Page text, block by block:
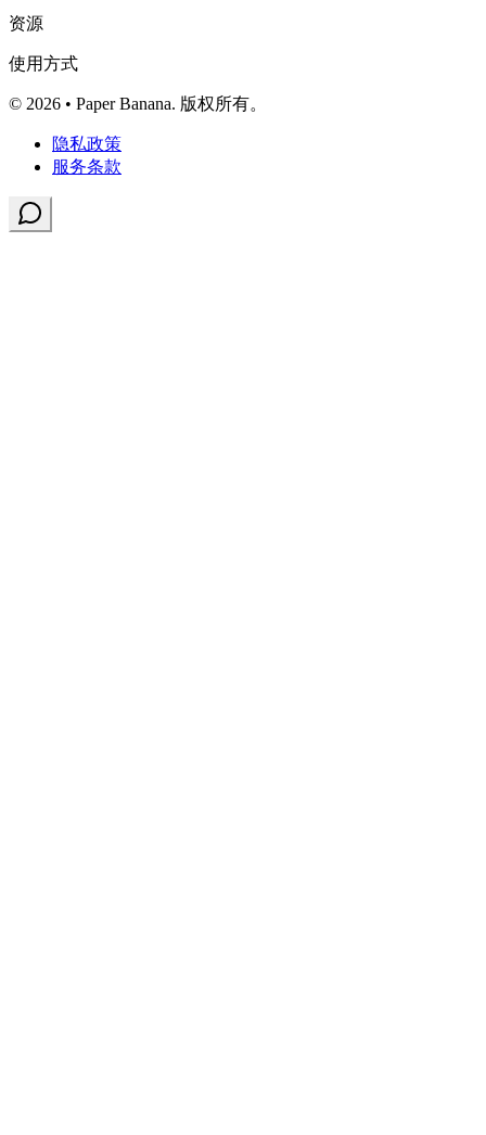
资源
使用方式
© 2026 • Paper Banana. 版权所有。
隐私政策
服务条款